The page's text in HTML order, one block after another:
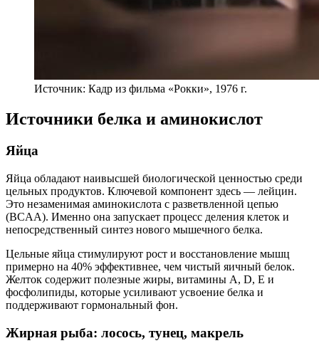
Источник: Кадр из фильма «Рокки», 1976 г.
Источники белка и аминокислот
Яйца
Яйца обладают наивысшей биологической ценностью среди
цельных продуктов. Ключевой компонент здесь — лейцин.
Это незаменимая аминокислота с разветвленной цепью
(BCAA). Именно она запускает процесс деления клеток и
непосредственный синтез нового мышечного белка.
Цельные яйца стимулируют рост и восстановление мышц
примерно на 40% эффективнее, чем чистый яичный белок.
Желток содержит полезные жиры, витамины A, D, E и
фосфолипиды, которые усиливают усвоение белка и
поддерживают гормональный фон.
Жирная рыба: лосось, тунец, макрель